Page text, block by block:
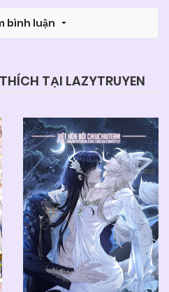
bình luận
TẠI LAZYTRUYEN